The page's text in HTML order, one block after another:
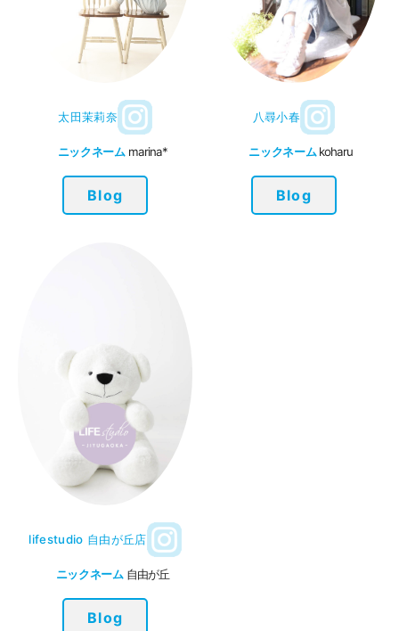
太田茉莉奈
ニックネーム marina*
Blog
八尋小春
ニックネーム koharu
Blog
lifestudio 自由が丘店
ニックネーム 自由が丘
Blog